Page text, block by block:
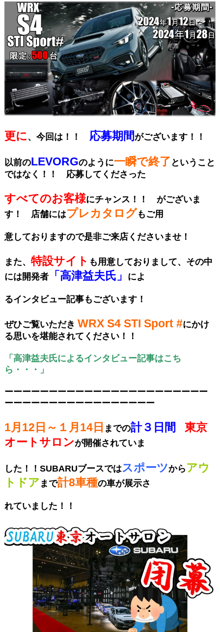
更に、今回は！！ 応募期間 がございます！！
以前のLEVORGのように一瞬で終了 ということ
ではなく！！ 応募してくださった
すべてのお客様にチャンス！！ がございま
す！ 店舗にはプレカタログもご用
意しておりますので是非ご来店くださいませ！
また、 特設サイト も用意しておりまして、その中
には開発者「高津益夫氏」 によ
るインタビュー記事も ございます！
ぜひご覧いただき WRX S4 STI Sport #にかけ
る思いを堪能されてください！！
「高津益夫氏によるインタビュー記事はこち
ら・・・」
ーーーーーーーーーーーーーーーーーーーーーーー
ーーーーーーーーーーーーーーーーー
1月12日～１月14日 までの計３日間
東京
オートサロンが開催されていま
した！！SUBARUブースではスポーツから アウ
トドア まで計8車種の車が展示さ
れていました！！